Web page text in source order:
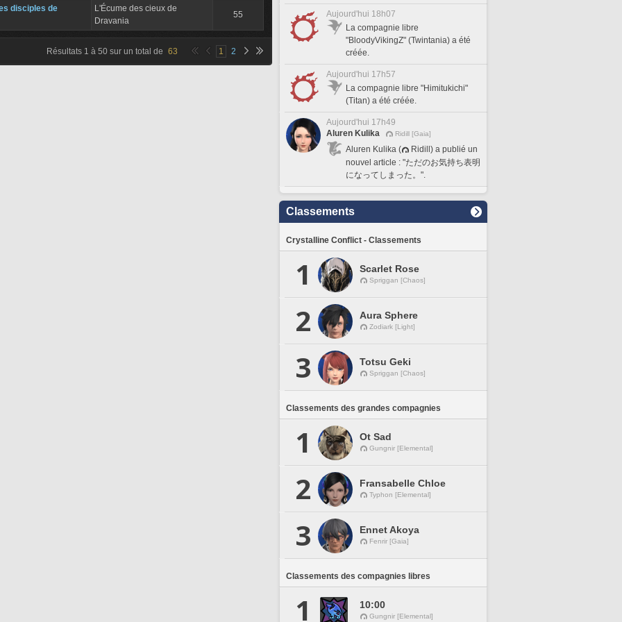
disciples de
L'Écume des cieux de
Dravania
55
Résultats 1 à 50 sur un total de 63 1 2
Aujourd'hui 18h07
La compagnie libre
"BloodyVikingZ" (Twintania) a été
créée.
Aujourd'hui 17h57
La compagnie libre "Himitukichi"
(Titan) a été créée.
Aujourd'hui 17h49
Aluren Kulika
Ridill [Gaia]
Aluren Kulika (
Ridill) a publié un
nouvel article : "ただのお気持ち表明
になってしまった。".
Classements
Crystalline Conflict - Classements
1 Scarlet Rose
Spriggan [Chaos]
2 Aura Sphere
Zodiark [Light]
3 Totsu Geki
Spriggan [Chaos]
Classements des grandes compagnies
1 Ot Sad
Gungnir [Elemental]
2 Fransabelle Chloe
Typhon [Elemental]
3 Ennet Akoya
Fenrir [Gaia]
Classements des compagnies libres
1 10:00
Gungnir [Elemental]